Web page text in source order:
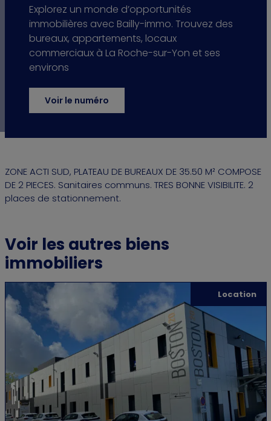
Explorez un monde d’opportunités
immobilières avec Bailly-immo. Trouvez des
bureaux, appartements, locaux
commerciaux à La Roche-sur-Yon et ses
environs
Voir le numéro
ZONE ACTI SUD, PLATEAU DE BUREAUX DE 35.50 M² COMPOSE
DE 2 PIECES. Sanitaires communs. TRES BONNE VISIBILITE. 2
places de stationnement.
Voir les autres biens
immobiliers
Location